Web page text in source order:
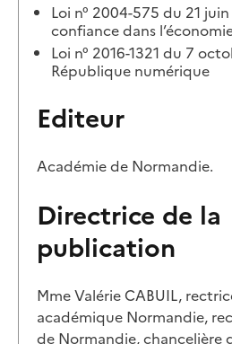
Loi n° 2004-575 du 21
confiance dans
Loi n° 2016-1321 du 7
République numérique
Editeur
Académie de Normandie.
Directrice de la
publication
Mme Valérie CABUIL,
académique Normandie,
de Normandie, chancelière